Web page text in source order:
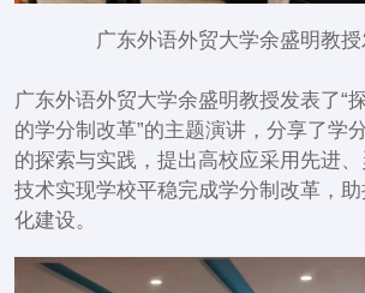
广东外语外贸大学余盛明教
广东外语外贸大学余盛明教授发表了“
的学分制改革”的主题演讲，分享了学
的探索与实践，提出高校应采用先进
技术实现学校平稳完成学分制改革，
化建设。